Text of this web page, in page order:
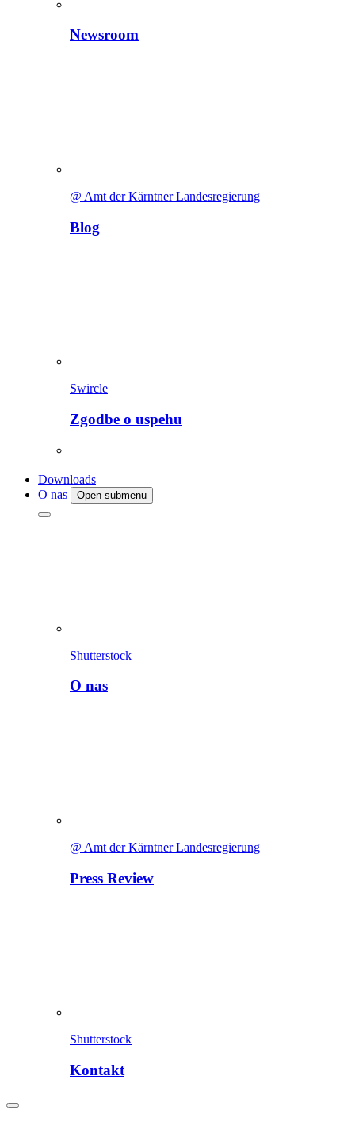
Newsroom
@ Amt der Kärntner Landesregierung
Blog
Swircle
Zgodbe o uspehu
Downloads
O nas
Open submenu
Shutterstock
O nas
@ Amt der Kärntner Landesregierung
Press Review
Shutterstock
Kontakt